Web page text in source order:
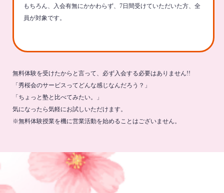
もちろん、入会有無にかかわらず、7日間受けていただいた方、全
員が対象です。
無料体験を受けたからと言って、必ず入会する必要はありません!!
「秀桜会のサービスってどんな感じなんだろう？」
「ちょっと塾と比べてみたい。」
気になったら気軽にお試しいただけます。
※無料体験授業を機に営業活動を始めることはございません。